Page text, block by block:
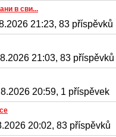
в сви...
21:23, 83 příspěvků
21:03, 83 příspěvků
20:59, 1 příspěvek
20:02, 83 příspěvků